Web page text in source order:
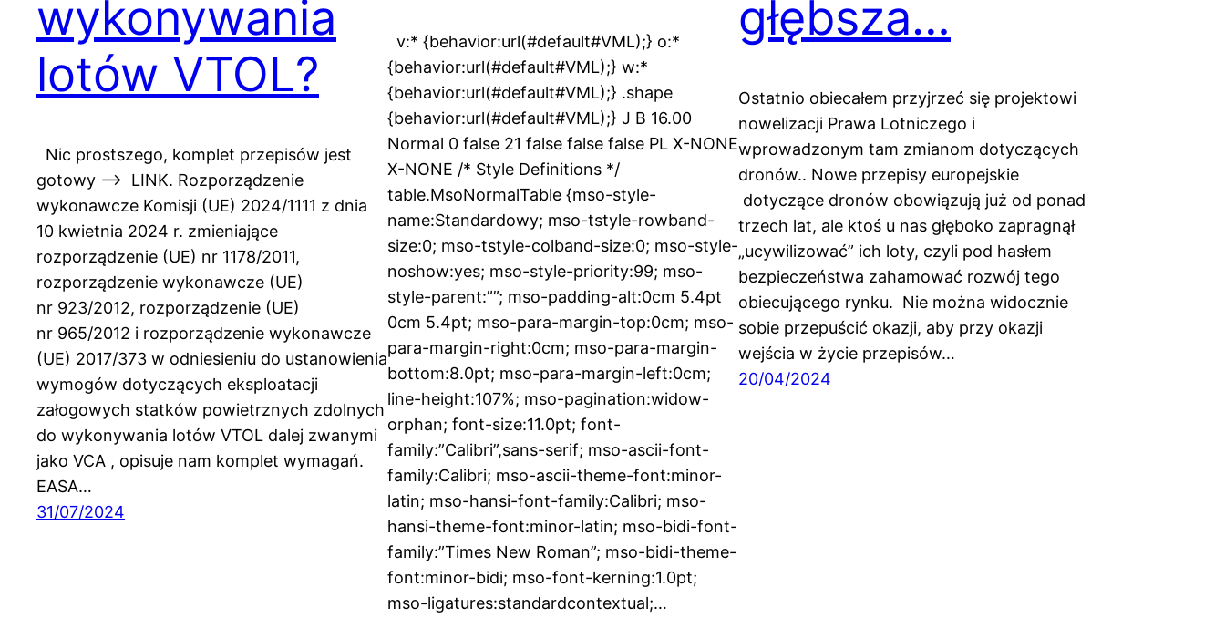
wykonywania
lotów VTOL?
Nic prostszego, komplet przepisów jest
gotowy —> LINK. Rozporządzenie
wykonawcze Komisji (UE) 2024/1111 z dnia
10 kwietnia 2024 r. zmieniające
rozporządzenie (UE) nr 1178/2011,
rozporządzenie wykonawcze (UE)
nr 923/2012, rozporządzenie (UE)
nr 965/2012 i rozporządzenie wykonawcze
(UE) 2017/373 w odniesieniu do ustanowienia
wymogów dotyczących eksploatacji
załogowych statków powietrznych zdolnych
do wykonywania lotów VTOL dalej zwanymi
jako VCA , opisuje nam komplet wymagań.
EASA…
31/07/2024
v:* {behavior:url(#default#VML);} o:*
{behavior:url(#default#VML);} w:*
{behavior:url(#default#VML);} .shape
{behavior:url(#default#VML);} J B 16.00
Normal 0 false 21 false false false PL X-NONE
X-NONE /* Style Definitions */
table.MsoNormalTable {mso-style-
name:Standardowy; mso-tstyle-rowband-
size:0; mso-tstyle-colband-size:0; mso-style-
noshow:yes; mso-style-priority:99; mso-
style-parent:””; mso-padding-alt:0cm 5.4pt
0cm 5.4pt; mso-para-margin-top:0cm; mso-
para-margin-right:0cm; mso-para-margin-
bottom:8.0pt; mso-para-margin-left:0cm;
line-height:107%; mso-pagination:widow-
orphan; font-size:11.0pt; font-
family:”Calibri”,sans-serif; mso-ascii-font-
family:Calibri; mso-ascii-theme-font:minor-
latin; mso-hansi-font-family:Calibri; mso-
hansi-theme-font:minor-latin; mso-bidi-font-
family:”Times New Roman”; mso-bidi-theme-
font:minor-bidi; mso-font-kerning:1.0pt;
mso-ligatures:standardcontextual;…
głębsza…
Ostatnio obiecałem przyjrzeć się projektowi
nowelizacji Prawa Lotniczego i
wprowadzonym tam zmianom dotyczących
dronów.. Nowe przepisy europejskie
dotyczące dronów obowiązują już od ponad
trzech lat, ale ktoś u nas głęboko zapragnął
„ucywilizować” ich loty, czyli pod hasłem
bezpieczeństwa zahamować rozwój tego
obiecującego rynku. Nie można widocznie
sobie przepuścić okazji, aby przy okazji
wejścia w życie przepisów…
20/04/2024